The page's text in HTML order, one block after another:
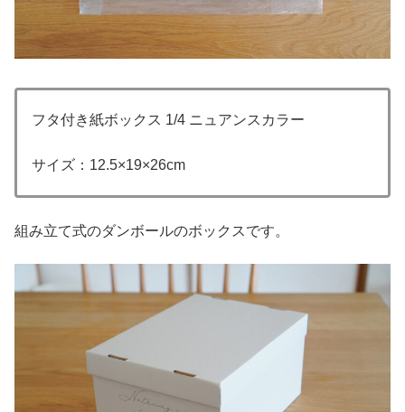
フタ付き紙ボックス 1/4 ニュアンスカラー
サイズ：12.5×19×26cm
組み立て式のダンボールのボックスです。